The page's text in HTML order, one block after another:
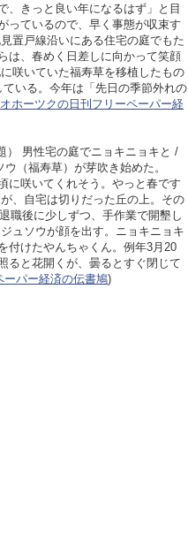
、きっと良い年になるはず」と目
っているので、早く事態が収束す
置戸線沿いにある住宅の庭でもた
は、春めく日差しに向かって笑顔
咲いていた福寿草を移植したもの
いる。今年は「先日の季節外れの
オホーツクの日刊フリーペーパー経
） 男性宅の庭でニョキニョキと /
（福寿草）が芽吹き始めた。
に咲いてくれそう。やっと春です
、自宅は切りだった丘の上。その
職後に少しずつ、手作業で開墾し
ュソウが顔を出す。ニョキニョキ
付けたやんちゃくん。例年3月20
ると花開くが、曇るとすぐ閉じて
ーパー経済の伝書鳩)